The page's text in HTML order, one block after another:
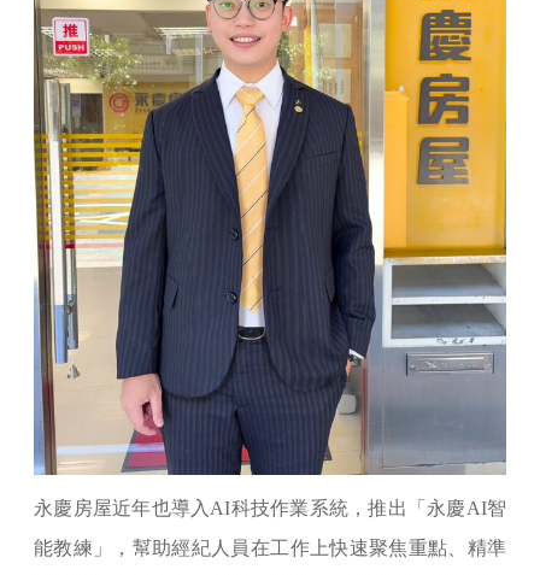
永慶房屋近年也導入AI科技作業系統，推出「永慶AI智
能教練」，幫助經紀人員在工作上快速聚焦重點、精準